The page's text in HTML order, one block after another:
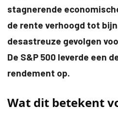
stagnerende
de rente verhoogd tot
desastreuze gevolgen
De S&P 500 leverde een
rendement op.
Wat dit betekent